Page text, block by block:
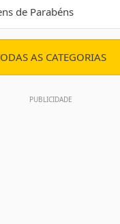
de Parabéns
AS CATEGORIAS